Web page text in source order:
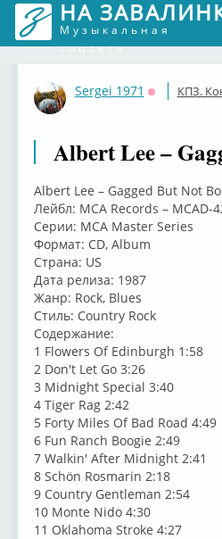
НА
Музыкальная
соцсеть
Sergei 1971
Оффлайн
КПЗ.
Albert Lee –
Albert Lee – Gagged But Not
Лейбл: MCA Records – MCAD-
Серии: MCA Master Series
Формат: CD, Album
Страна: US
Дата релиза: 1987
Жанр: Rock, Blues
Стиль: Country Rock
Содержание:
1 Flowers Of Edinburgh 1:58
2 Don't Let Go 3:26
3 Midnight Special 3:40
4 Tiger Rag 2:42
5 Forty Miles Of Bad Road 4:49
6 Fun Ranch Boogie 2:49
7 Walkin' After Midnight 2:41
8 Schön Rosmarin 2:18
9 Country Gentleman 2:54
10 Monte Nido 4:30
11 Oklahoma Stroke 4:27